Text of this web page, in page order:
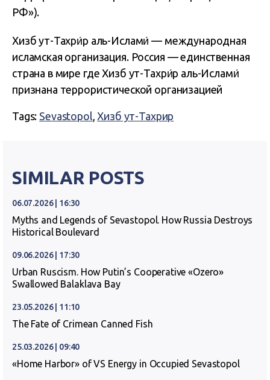
РФ»).
Хизб ут-Тахри́р аль-Ислами́ — международная
исламская организация. Россия — единственная
страна в мире где Хизб ут-Тахри́р аль-Ислами́
признана террористической организацией
Tags: Sevastopol,Хизб ут-Тахрир
SIMILAR POSTS
06.07.2026 | 16:30
Myths and Legends of Sevastopol. How Russia Destroys
Historical Boulevard
09.06.2026 | 17:30
Urban Ruscism. How Putin’s Cooperative «Ozero»
Swallowed Balaklava Bay
23.05.2026 | 11:10
The Fate of Crimean Canned Fish
25.03.2026 | 09:40
«Home Harbor» of VS Energy in Occupied Sevastopol